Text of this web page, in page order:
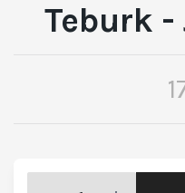
Teburk -